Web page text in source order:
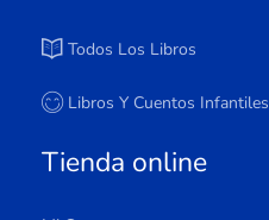
Todos Los Libros
Libros Y Cuentos Infantiles
Tienda online